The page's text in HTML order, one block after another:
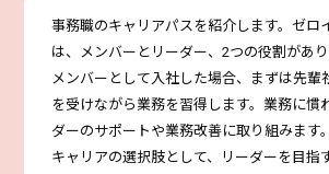
事務職のキャリアパスを紹介します。ゼロ
は、メンバーとリーダー、2つの役割があり
メンバーとして入社した場合、まずは先輩
を受けながら業務を習得します。業務に慣
ダーのサポートや業務改善に取り組みます。
キャリアの選択肢として、リーダーを目指